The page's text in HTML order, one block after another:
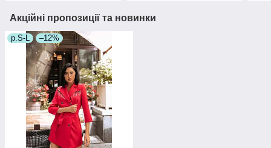
Акційні пропозиції та новинки
р.S-L –12%